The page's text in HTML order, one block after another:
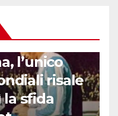
l’unico
risale
la sfida